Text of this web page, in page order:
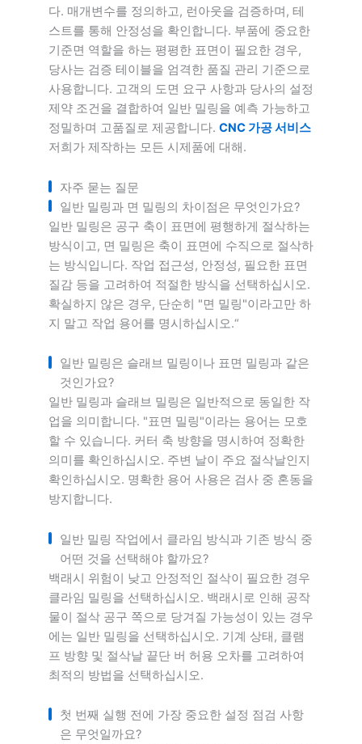
다. 매개변수를 정의하고, 런아웃을 검증하며, 테
스트를 통해 안정성을 확인합니다. 부품에 중요한
기준면 역할을 하는 평평한 표면이 필요한 경우,
당사는 검증 테이블을 엄격한 품질 관리 기준으로
사용합니다. 고객의 도면 요구 사항과 당사의 설정
제약 조건을 결합하여 일반 밀링을 예측 가능하고
정밀하며 고품질로 제공합니다. CNC 가공 서비스
저희가 제작하는 모든 시제품에 대해.
자주 묻는 질문
일반 밀링과 면 밀링의 차이점은 무엇인가요?
일반 밀링은 공구 축이 표면에 평행하게 절삭하는
방식이고, 면 밀링은 축이 표면에 수직으로 절삭하
는 방식입니다. 작업 접근성, 안정성, 필요한 표면
질감 등을 고려하여 적절한 방식을 선택하십시오.
확실하지 않은 경우, 단순히 "면 밀링"이라고만 하
지 말고 작업 용어를 명시하십시오.“
일반 밀링은 슬래브 밀링이나 표면 밀링과 같은
것인가요?
일반 밀링과 슬래브 밀링은 일반적으로 동일한 작
업을 의미합니다. "표면 밀링"이라는 용어는 모호
할 수 있습니다. 커터 축 방향을 명시하여 정확한
의미를 확인하십시오. 주변 날이 주요 절삭날인지
확인하십시오. 명확한 용어 사용은 검사 중 혼동을
방지합니다.
일반 밀링 작업에서 클라임 방식과 기존 방식 중
어떤 것을 선택해야 할까요?
백래시 위험이 낮고 안정적인 절삭이 필요한 경우
클라임 밀링을 선택하십시오. 백래시로 인해 공작
물이 절삭 공구 쪽으로 당겨질 가능성이 있는 경우
에는 일반 밀링을 선택하십시오. 기계 상태, 클램
프 방향 및 절삭날 끝단 버 허용 오차를 고려하여
최적의 방법을 선택하십시오.
첫 번째 실행 전에 가장 중요한 설정 점검 사항
은 무엇일까요?